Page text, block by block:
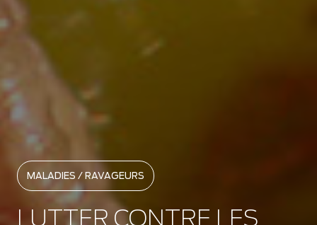
MALADIES / RAVAGEURS
LUTTER CONTRE LES